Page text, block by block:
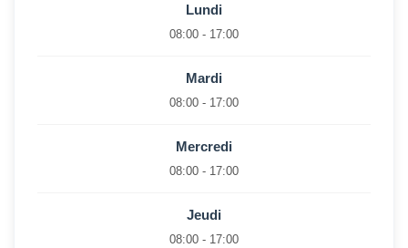
Lundi
08:00 - 17:00
Mardi
08:00 - 17:00
Mercredi
08:00 - 17:00
Jeudi
08:00 - 17:00